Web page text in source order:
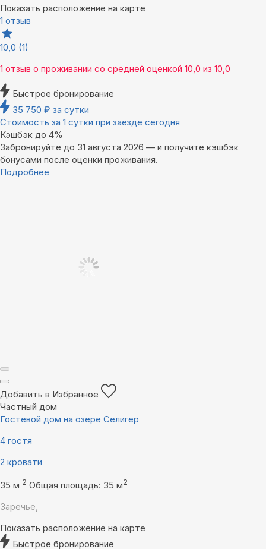
Показать расположение на карте
1 отзыв
10,0 (1)
1 отзыв о проживании со средней оценкой 10,0 из 10,0
Быстрое бронирование
35 750 ₽ за сутки
Стоимость за 1 сутки при заезде сегодня
Кэшбэк до 4%
Забронируйте до 31 августа 2026 — и получите кэшбэк
бонусами после оценки проживания.
Подробнее
Добавить в Избранное
Частный дом
Гостевой дом на озере Селигер
4 гостя
2 кровати
35 м 2 Общая площадь: 35 м2
Заречье,
Показать расположение на карте
Быстрое бронирование